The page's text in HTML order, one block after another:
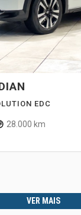
EDC
28.000 km
VER MAIS